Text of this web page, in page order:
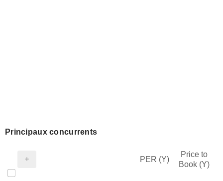
Principaux concurrents
PER (Y)
Price to
Book (Y)